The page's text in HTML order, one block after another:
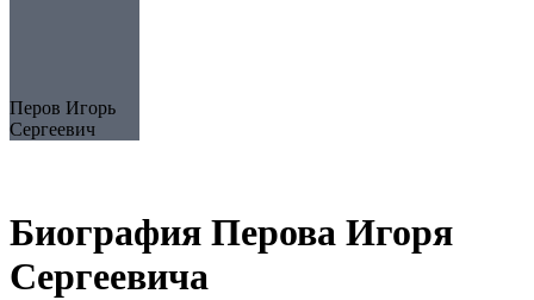
Перов Игорь
Сергеевич
Биография Перова Игоря
Сергеевича